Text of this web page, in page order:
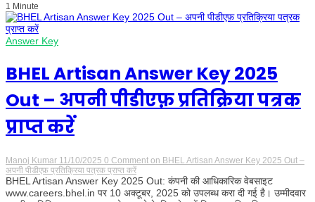
1 Minute
Answer Key
BHEL Artisan Answer Key 2025
Out – अपनी पीडीएफ़ प्रतिक्रिया पत्रक
प्राप्त करें
Manoj Kumar 11/10/2025 0 Comment on BHEL Artisan Answer Key 2025 Out –
अपनी पीडीएफ़ प्रतिक्रिया पत्रक प्राप्त करें
BHEL Artisan Answer Key 2025 Out: कंपनी की आधिकारिक वेबसाइट
www.careers.bhel.in पर 10 अक्टूबर, 2025 को उपलब्ध करा दी गई है। उम्मीदवार